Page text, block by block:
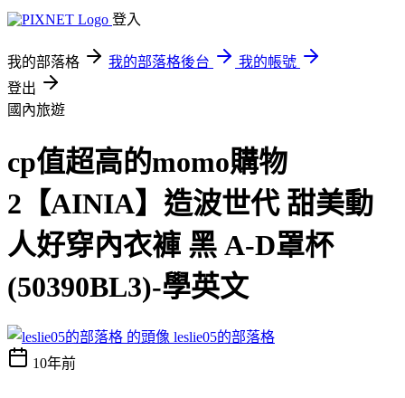
登入
我的部落格 我的部落格後台
我的帳號
登出
國內旅遊
cp值超高的momo購物
2【AINIA】造波世代 甜美動
人好穿內衣褲 黑 A-D罩杯
(50390BL3)-學英文
leslie05的部落格
10年前